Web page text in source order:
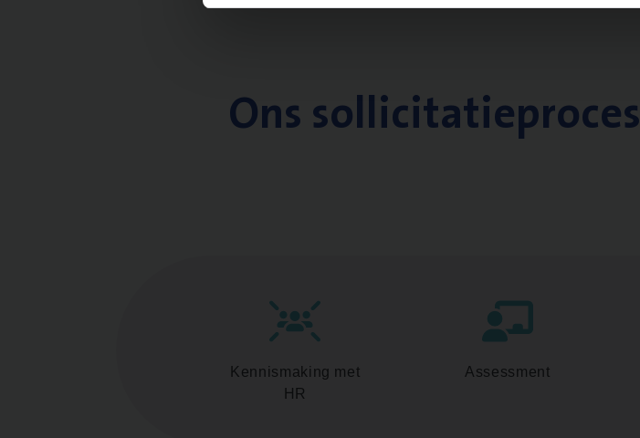
Ons sollicitatieproces
Kennismaking met
HR
Assessment